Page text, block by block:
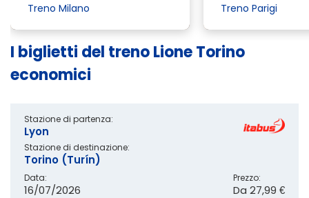
Treno Milano Treno Parigi
I biglietti del treno Lione Torino
economici
Stazione di partenza:
Lyon
Stazione di destinazione:
Torino (Turín)
Data:
16/07/2026
Prezzo:
Da 27,99 €